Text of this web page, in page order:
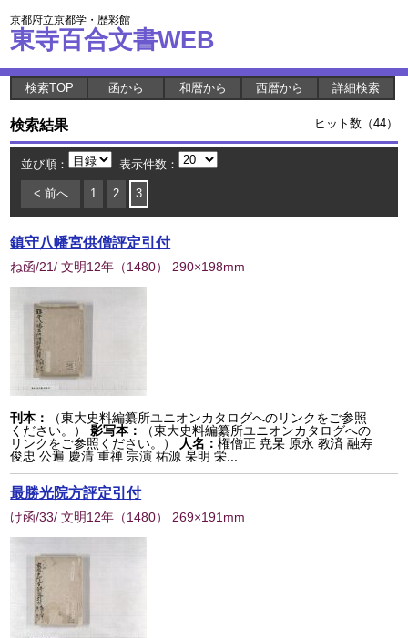
京都府立京都学・歴彩館
東寺百合文書WEB
検索TOP 函から 和暦から 西暦から 詳細検索
検索結果 ヒット数（44）
並び順： 表示件数：
< 前へ 1 2 3
鎮守八幡宮供僧評定引付
ね函/21/ 文明12年 （1480） 290×198mm
刊本：
（東大史料編纂所ユニオンカタログへのリンクをご参照
ください。）
影写本：
（東大史料編纂所ユニオンカタログへの
リンクをご参照ください。）
人名：権僧正 尭杲 原永 教済 融寿
俊忠 公遍 慶清 重禅 宗演 祐源 杲明 栄...
最勝光院方評定引付
け函/33/ 文明12年 （1480） 269×191mm